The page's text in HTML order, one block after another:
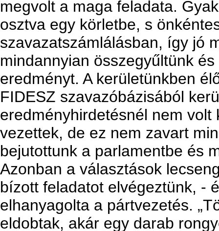
megvolt a maga feladata.
osztva egy körletbe, s
szavazatszámlálásban, így jó
mindannyian összegyűltünk
eredményt. A kerületünkben
FIDESZ szavazóbázisából
eredményhirdetésnél nem
vezettek, de ez nem zavart
bejutottunk a parlamentbe és
Azonban a választások
bízott feladatot elvégeztünk, -
elhanyagolta a pártvezetés.
eldobtak, akár egy darab